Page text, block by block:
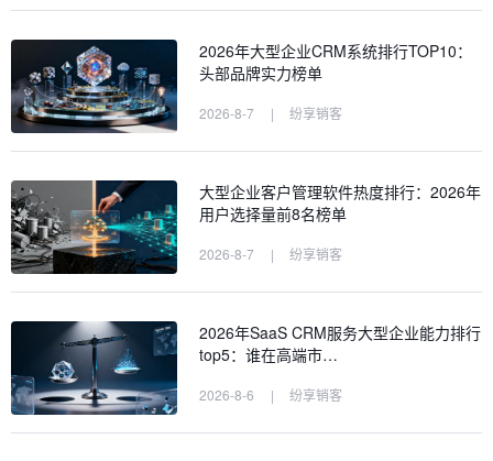
2026年大型企业CRM系统排行TOP10：
头部品牌实力榜单
2026-8-7 | 纷享销客
大型企业客户管理软件热度排行：2026年
用户选择量前8名榜单
2026-8-7 | 纷享销客
2026年SaaS CRM服务大型企业能力排行
top5：谁在高端市…
2026-8-6 | 纷享销客